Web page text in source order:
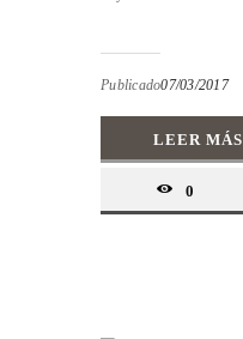
Publicado07/03/2017
LEER MÁS
0